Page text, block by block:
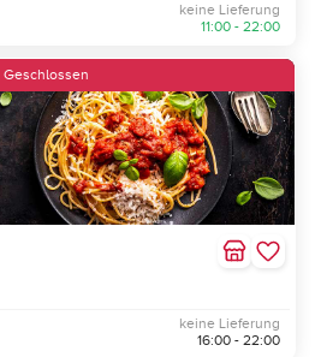
keine Lieferung
11:00 - 22:00
Geschlossen
keine Lieferung
16:00 - 22:00